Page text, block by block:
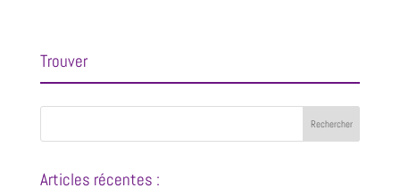
Trouver
Articles récentes :